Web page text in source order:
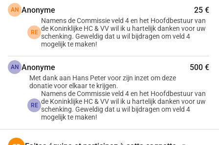
AN Anonyme 25 €
RE
Namens de Commissie veld 4 en het Hoofdbestuur van
de Koninklijke HC & VV wil ik u hartelijk danken voor uw
schenking. Geweldig dat u wil bijdragen om veld 4
mogelijk te maken!
AN Anonyme 500 €
Met dank aan Hans Peter voor zijn inzet om deze
donatie voor elkaar te krijgen.
RE
Namens de Commissie veld 4 en het Hoofdbestuur van
de Koninklijke HC & VV wil ik u hartelijk danken voor uw
schenking. Geweldig dat u wil bijdragen om veld 4
mogelijk te maken!